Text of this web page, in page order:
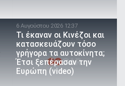
6 Αυγούστου 2026 12:37
Τι έκαναν οι Κινέζοι και
κατασκευάζουν τόσο
γρήγορα τα αυτοκίνητα;
Έτσι ξεπέρασαν την
Ευρώπη (video)